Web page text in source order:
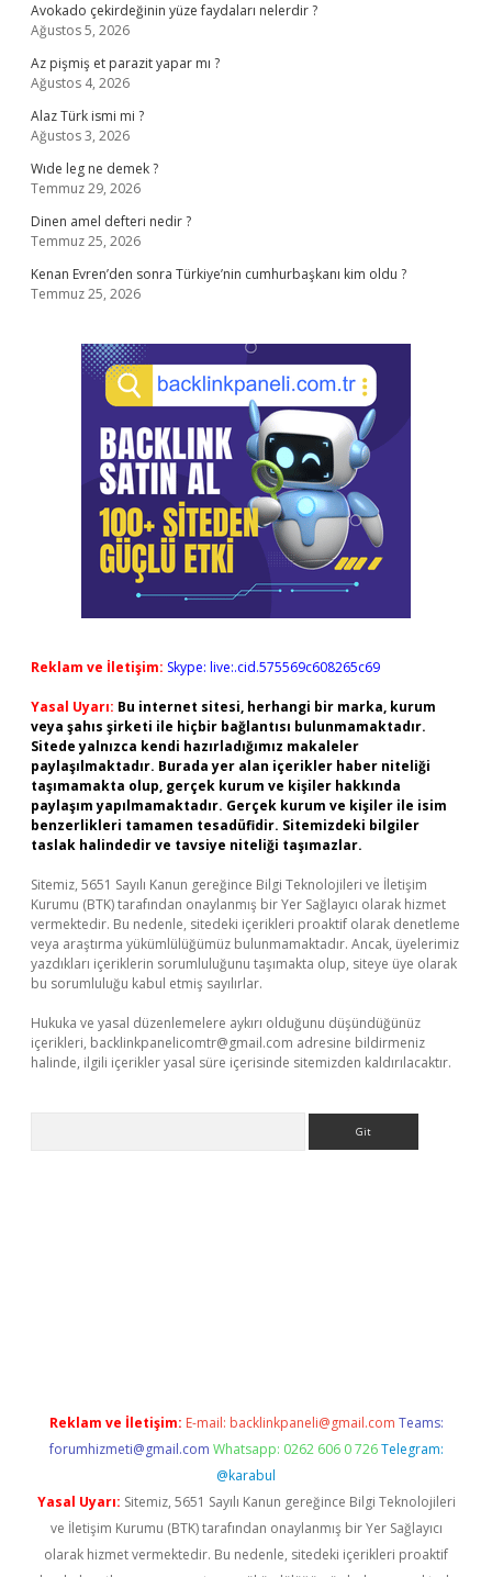
Avokado çekirdeğinin yüze faydaları nelerdir ?
Ağustos 5, 2026
Az pişmiş et parazit yapar mı ?
Ağustos 4, 2026
Alaz Türk ismi mi ?
Ağustos 3, 2026
Wıde leg ne demek ?
Temmuz 29, 2026
Dinen amel defteri nedir ?
Temmuz 25, 2026
Kenan Evren’den sonra Türkiye’nin cumhurbaşkanı kim oldu ?
Temmuz 25, 2026
Reklam ve İletişim: Skype: live:.cid.575569c608265c69
Yasal Uyarı: Bu internet sitesi, herhangi bir marka, kurum
veya şahıs şirketi ile hiçbir bağlantısı bulunmamaktadır.
Sitede yalnızca kendi hazırladığımız makaleler
paylaşılmaktadır. Burada yer alan içerikler haber niteliği
taşımamakta olup, gerçek kurum ve kişiler hakkında
paylaşım yapılmamaktadır. Gerçek kurum ve kişiler ile isim
benzerlikleri tamamen tesadüfidir. Sitemizdeki bilgiler
taslak halindedir ve tavsiye niteliği taşımazlar.
Sitemiz, 5651 Sayılı Kanun gereğince Bilgi Teknolojileri ve İletişim
Kurumu (BTK) tarafından onaylanmış bir Yer Sağlayıcı olarak hizmet
vermektedir. Bu nedenle, sitedeki içerikleri proaktif olarak denetleme
veya araştırma yükümlülüğümüz bulunmamaktadır. Ancak, üyelerimiz
yazdıkları içeriklerin sorumluluğunu taşımakta olup, siteye üye olarak
bu sorumluluğu kabul etmiş sayılırlar.
Hukuka ve yasal düzenlemelere aykırı olduğunu düşündüğünüz
içerikleri, backlinkpanelicomtr@gmail.com adresine bildirmeniz
halinde, ilgili içerikler yasal süre içerisinde sitemizden kaldırılacaktır.
Reklam ve İletişim: E-mail: backlinkpaneli@gmail.com Teams:
forumhizmeti@gmail.com Whatsapp: 0262 606 0 726 Telegram:
@karabul
Yasal Uyarı: Sitemiz, 5651 Sayılı Kanun gereğince Bilgi Teknolojileri
ve İletişim Kurumu (BTK) tarafından onaylanmış bir Yer Sağlayıcı
olarak hizmet vermektedir. Bu nedenle, sitedeki içerikleri proaktif